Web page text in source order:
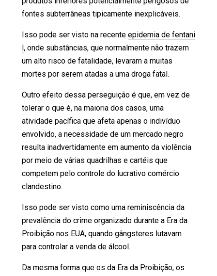
fontes subterrâneas tipicamente inexplicáveis.
Isso pode ser visto na recente epidemia de fentani
l, onde substâncias, que normalmente não trazem
um alto risco de fatalidade, levaram a muitas
mortes por serem atadas a uma droga fatal.
Outro efeito dessa perseguição é que, em vez de
tolerar o que é, na maioria dos casos, uma
atividade pacífica que afeta apenas o indivíduo
envolvido, a necessidade de um mercado negro
resulta inadvertidamente em aumento da violência
por meio de várias quadrilhas e cartéis que
competem pelo controle do lucrativo comércio
clandestino.
Isso pode ser visto como uma reminiscência da
prevalência do crime organizado durante a Era da
Proibição nos EUA, quando gângsteres lutavam
para controlar a venda de álcool.
Da mesma forma que os da Era da Proibição, os